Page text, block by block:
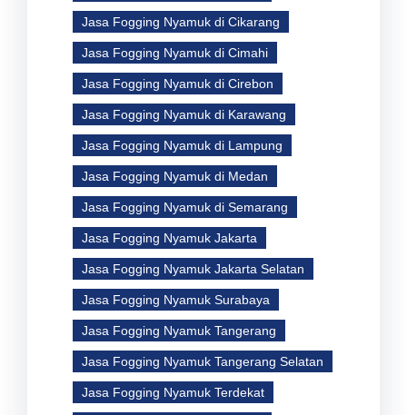
Jasa Fogging Nyamuk di Cikarang
Jasa Fogging Nyamuk di Cimahi
Jasa Fogging Nyamuk di Cirebon
Jasa Fogging Nyamuk di Karawang
Jasa Fogging Nyamuk di Lampung
Jasa Fogging Nyamuk di Medan
Jasa Fogging Nyamuk di Semarang
Jasa Fogging Nyamuk Jakarta
Jasa Fogging Nyamuk Jakarta Selatan
Jasa Fogging Nyamuk Surabaya
Jasa Fogging Nyamuk Tangerang
Jasa Fogging Nyamuk Tangerang Selatan
Jasa Fogging Nyamuk Terdekat